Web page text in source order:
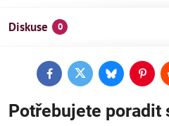
Diskuse 0
FacebookTwitterBluesky
Potřebujete poradit